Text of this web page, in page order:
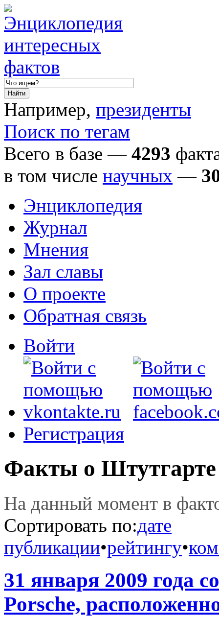
Например, президенты
Поиск по тегам
Всего в базе — 4293
в том числе научных —
Энциклопедия
Журнал
Мнения
Зал славы
О проекте
Обратная связь
Войти
Регистрация
Факты о Штутгарте
На данный момент в
Сортировать по:дате
публикации•рейтингу•
31 января 2009 года
Porsche,